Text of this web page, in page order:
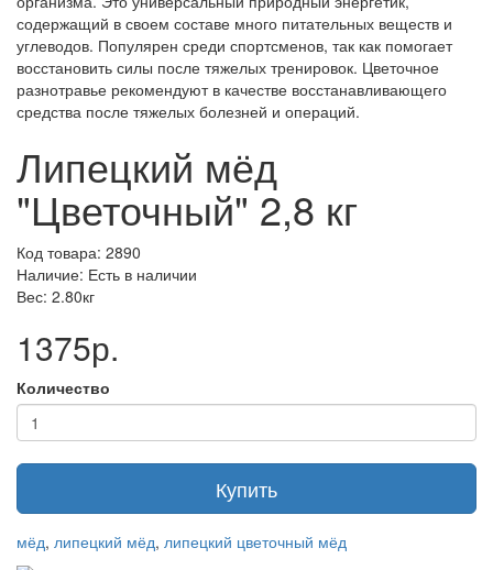
содержащий в своем составе много питательных веществ и
углеводов. Популярен среди спортсменов, так как помогает
восстановить силы после тяжелых тренировок. Цветочное
разнотравье рекомендуют в качестве восстанавливающего
средства после тяжелых болезней и операций.
Липецкий мёд
"Цветочный" 2,8 кг
Код товара: 2890
Наличие: Есть в наличии
Вес: 2.80кг
1375р.
Количество
Купить
мёд, липецкий мёд, липецкий цветочный мёд